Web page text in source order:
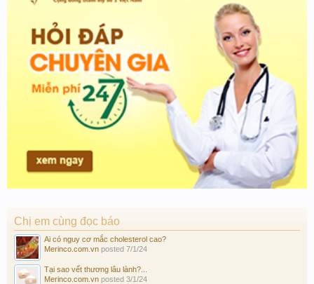
Chị em cùng đọc báo
Ai có nguy cơ mắc cholesterol cao?
Merinco.com.vn posted 7/1/24
Tại sao vết thương lâu lành?...
Merinco.com.vn posted 3/1/24